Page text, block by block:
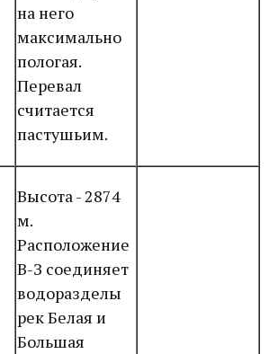
на него
максимально
пологая.
Перевал
считается
пастушьим.
Высота - 2874
м.
Расположение
В-З соединяет
водоразделы
рек Белая и
Большая